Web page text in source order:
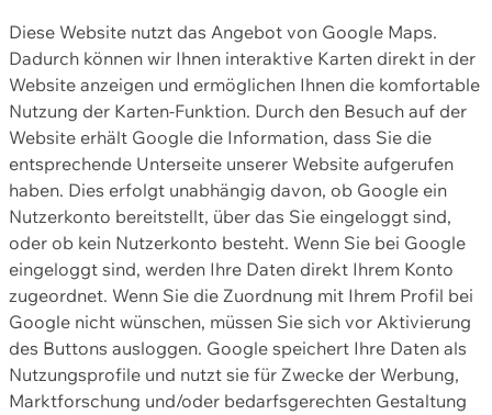
Diese Website nutzt das Angebot von Google Maps.
Dadurch können wir Ihnen interaktive Karten direkt in der
Website anzeigen und ermöglichen Ihnen die komfortable
Nutzung der Karten-Funktion. Durch den Besuch auf der
Website erhält Google die Information, dass Sie die
entsprechende Unterseite unserer Website aufgerufen
haben. Dies erfolgt unabhängig davon, ob Google ein
Nutzerkonto bereitstellt, über das Sie eingeloggt sind,
oder ob kein Nutzerkonto besteht. Wenn Sie bei Google
eingeloggt sind, werden Ihre Daten direkt Ihrem Konto
zugeordnet. Wenn Sie die Zuordnung mit Ihrem Profil bei
Google nicht wünschen, müssen Sie sich vor Aktivierung
des Buttons ausloggen. Google speichert Ihre Daten als
Nutzungsprofile und nutzt sie für Zwecke der Werbung,
Marktforschung und/oder bedarfsgerechten Gestaltung